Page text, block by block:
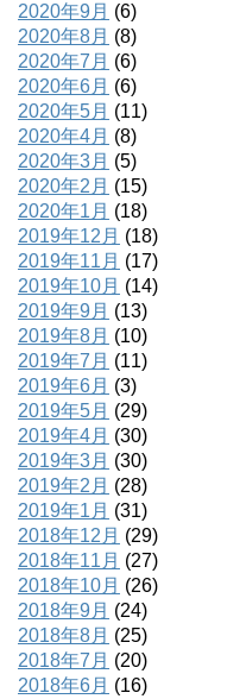
2020年9月 (6)
2020年8月 (8)
2020年7月 (6)
2020年6月 (6)
2020年5月 (11)
2020年4月 (8)
2020年3月 (5)
2020年2月 (15)
2020年1月 (18)
2019年12月 (18)
2019年11月 (17)
2019年10月 (14)
2019年9月 (13)
2019年8月 (10)
2019年7月 (11)
2019年6月 (3)
2019年5月 (29)
2019年4月 (30)
2019年3月 (30)
2019年2月 (28)
2019年1月 (31)
2018年12月 (29)
2018年11月 (27)
2018年10月 (26)
2018年9月 (24)
2018年8月 (25)
2018年7月 (20)
2018年6月 (16)